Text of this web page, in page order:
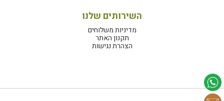
השירותים שלנו
מדיניות משלוחים
תקנון האתר
הצהרת נגישות